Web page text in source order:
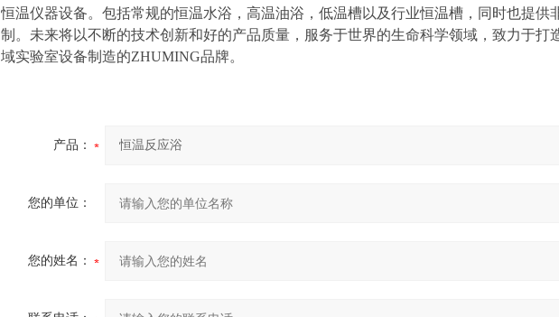
恒温仪器设备。包括常规的恒温水浴，高温油浴，低温槽以及行业恒温槽，同时也提供
制。未来将以不断的技术创新和好的产品质量，服务于世界的生命科学领域，致力于打
域实验室设备制造的ZHUMING品牌。
产品：
您的单位：
您的姓名：